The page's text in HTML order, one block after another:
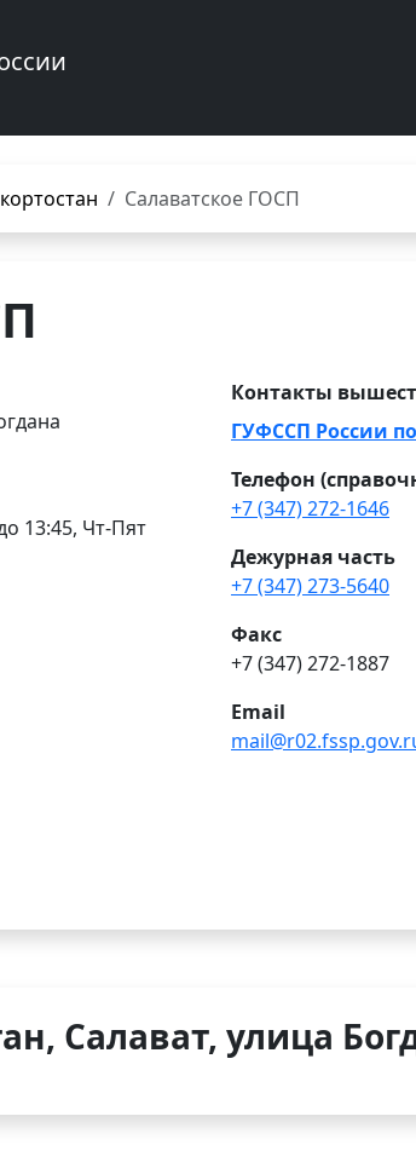
Салаватское ГОСП
13:45, Чт-Пят
Контакты
ГУФССП России
Телефон
+7 (347) 272-1646
Дежурная часть
+7 (347) 273-5640
Факс
+7 (347) 272-1887
Email
Салават, улица